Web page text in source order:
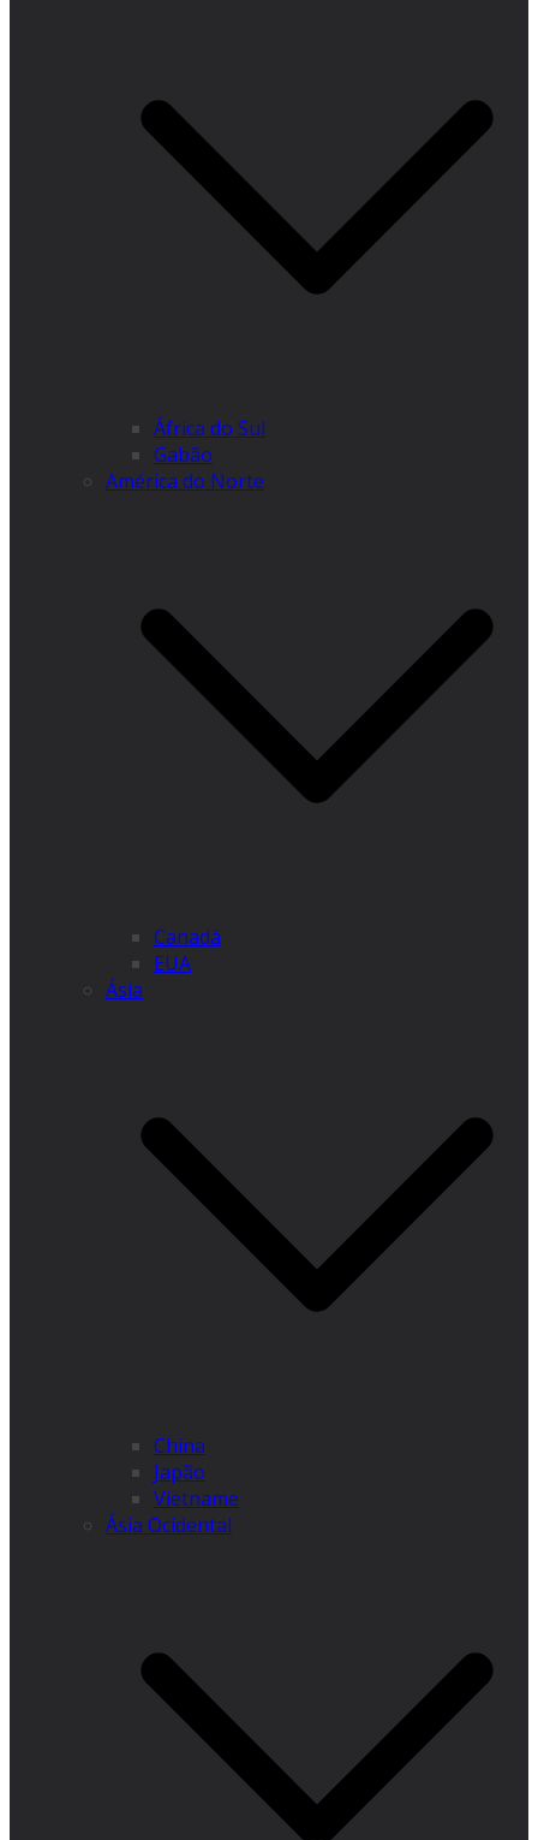
África do Sul
Gabão
América do Norte
Canadá
EUA
Ásia
China
Japão
Vietname
Ásia Ocidental